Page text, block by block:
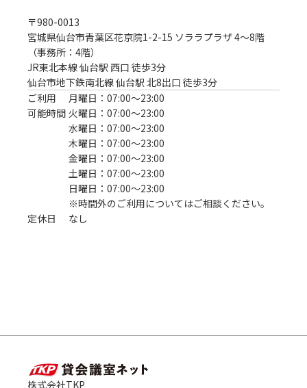
〒980-0013
宮城県仙台市青葉区花京院1-2-15 ソララプラザ 4～8階
（事務所：4階）
JR東北本線 仙台駅 西口 徒歩3分
仙台市地下鉄南北線 仙台駅 北8出口 徒歩3分
ご利用
可能時間
月曜日：07:00〜23:00
火曜日：07:00〜23:00
水曜日：07:00〜23:00
木曜日：07:00〜23:00
金曜日：07:00〜23:00
土曜日：07:00〜23:00
日曜日：07:00〜23:00
※時間外のご利用についてはご相談ください。
定休日
なし
株式会社TKP